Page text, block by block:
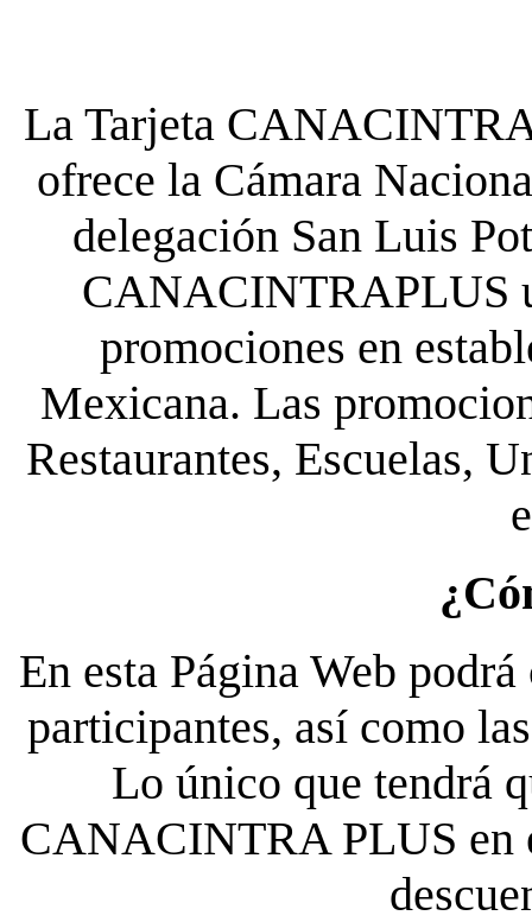
La Tarjeta
ofrece la Cámara
delegación San Luis
CANACINTRAPLUS
promociones en
Mexicana. Las
Restaurantes, Escuelas,
En esta Página Web
participantes, así como
Lo único que tendrá
CANACINTRA PLUS en